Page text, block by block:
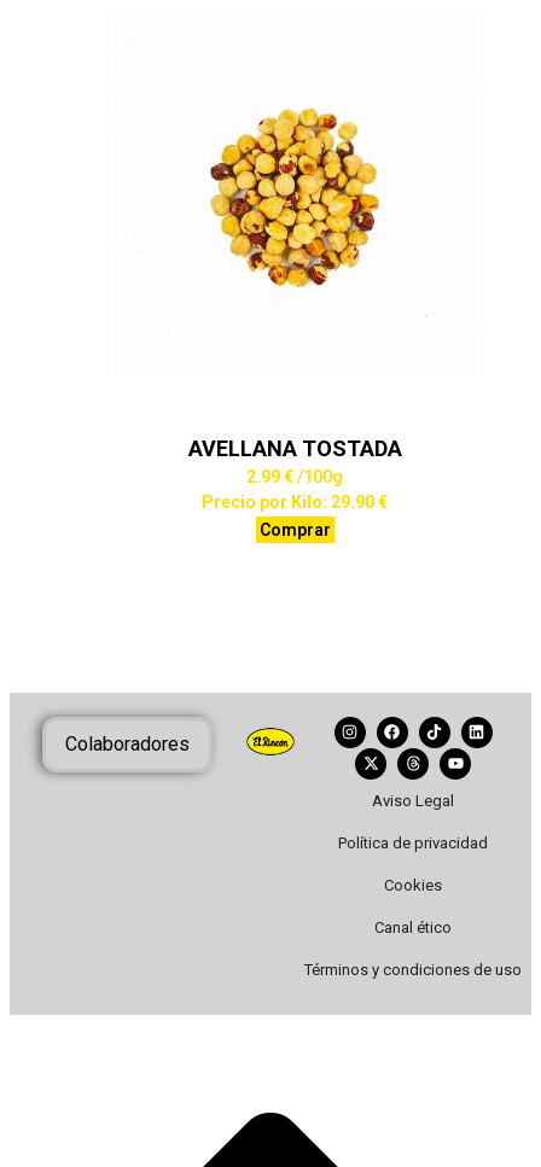
AVELLANA TOSTADA
2.99 €/100g
Precio por Kilo: 29.90 €
Comprar
Colaboradores
Aviso Legal
Política de privacidad
Cookies
Canal ético
Términos y condiciones de uso